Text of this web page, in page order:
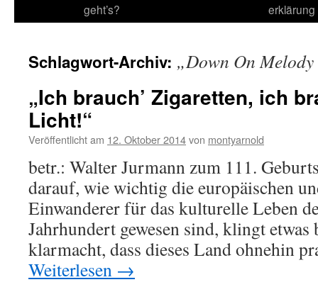
geht’s?
erklärung
Schlagwort-Archiv: „Down On
„Ich brauch’ Zigaretten, ich
Licht!“
Veröffentlicht am 12. Oktober 2014von montyarnold
betr.: Walter Jurmann zum 111.
darauf, wie wichtig die europäischen
Einwanderer für das kulturelle Leben
Jahrhundert gewesen sind, klingt etwas
klarmacht, dass dieses Land ohnehin
Weiterlesen →